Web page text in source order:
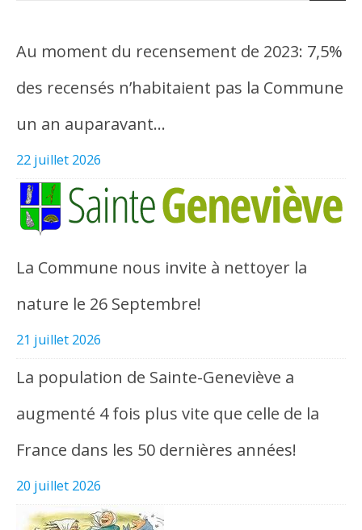
Au moment du recensement de 2023: 7,5%
des recensés n’habitaient pas la Commune
un an auparavant…
22 juillet 2026
La Commune nous invite à nettoyer la
nature le 26 Septembre!
21 juillet 2026
La population de Sainte-Geneviève a
augmenté 4 fois plus vite que celle de la
France dans les 50 dernières années!
20 juillet 2026